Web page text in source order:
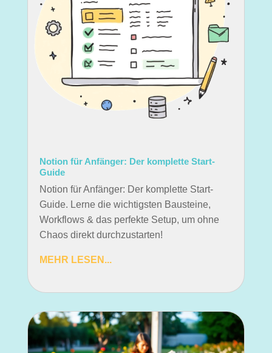
Notion für Anfänger: Der komplette Start-
Guide
Notion für Anfänger: Der komplette Start-
Guide. Lerne die wichtigsten Bausteine,
Workflows & das perfekte Setup, um ohne
Chaos direkt durchzustarten!
MEHR LESEN...